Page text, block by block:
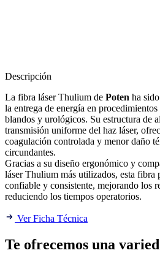
Descripción
La fibra láser Thulium de Poten ha
la entrega de energía en
blandos y urológicos. Su estructura de
transmisión uniforme del haz láser,
coagulación controlada y menor daño
circundantes.
Gracias a su diseño ergonómico y
láser Thulium más utilizados, esta fibra
confiable y consistente, mejorando los
reduciendo los tiempos operatorios.
Ver Ficha Técnica
Te ofrecemos una